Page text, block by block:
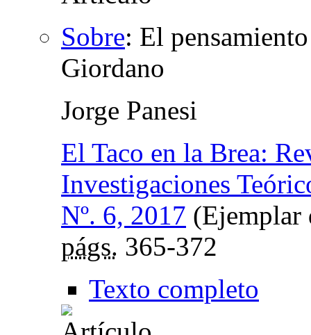
Sobre: El
Giordano
Jorge Panesi
El Taco en la Brea:
Investigaciones
Nº. 6, 2017 (Ejemplar
págs. 365-372
Texto completo